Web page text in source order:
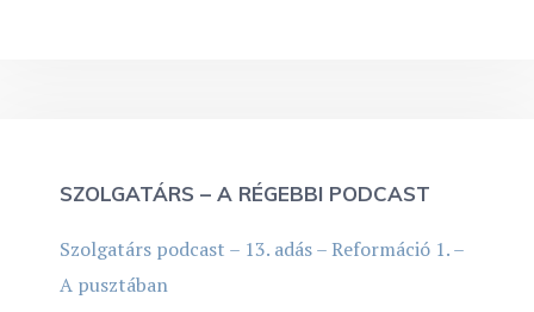
SZOLGATÁRS – A RÉGEBBI PODCAST
Szolgatárs podcast – 13. adás – Reformáció 1. –
A pusztában